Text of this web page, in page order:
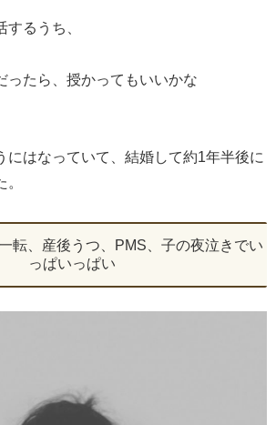
るうち、
ったら、授かってもいいかな
にはなっていて、結婚して約1年半後に
転、産後うつ、PMS、子の夜泣きでい
っぱいっぱい